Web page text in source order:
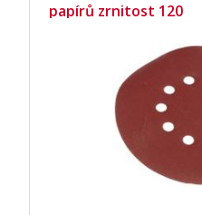
papírů zrnitost 120
DS 920 / DS 930 (10
ks) -